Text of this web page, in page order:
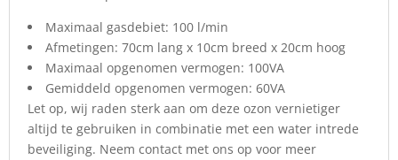
Maximaal gasdebiet: 100 l/min
Afmetingen: 70cm lang x 10cm breed x 20cm hoog
Maximaal opgenomen vermogen: 100VA
Gemiddeld opgenomen vermogen: 60VA
Let op, wij raden sterk aan om deze ozon vernietiger
altijd te gebruiken in combinatie met een water intrede
beveiliging. Neem contact met ons op voor meer